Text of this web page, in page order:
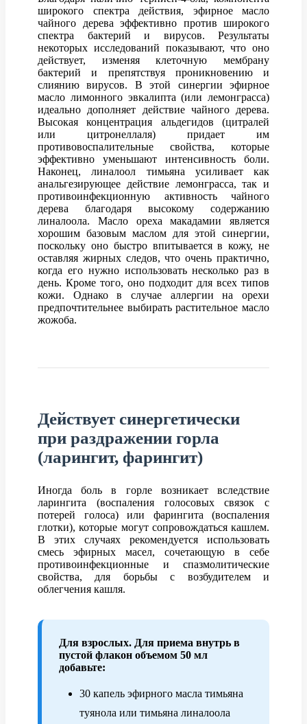
широкого спектра действия, эфирное масло
чайного дерева эффективно против широкого
спектра бактерий и вирусов. Результаты
некоторых исследований показывают, что оно
действует, изменяя клеточную мембрану
бактерий и препятствуя проникновению и
слиянию вирусов. В этой синергии эфирное
масло лимонного эвкалипта (или лемонграсса)
идеально дополняет действие чайного дерева.
Высокая концентрация альдегидов (цитралей
или цитронеллаля) придает им
противовоспалительные свойства, которые
эффективно уменьшают интенсивность боли.
Наконец, линалоол тимьяна усиливает как
анальгезирующее действие лемонграсса, так и
противоинфекционную активность чайного
дерева благодаря высокому содержанию
линалоола. Масло ореха макадамии является
хорошим базовым маслом для этой синергии,
поскольку оно быстро впитывается в кожу, не
оставляя жирных следов, что очень практично,
когда его нужно использовать несколько раз в
день. Кроме того, оно подходит для всех типов
кожи. Однако в случае аллергии на орехи
предпочтительнее выбирать растительное масло
жожоба.
Действует синергетически
при раздражении горла
(ларингит, фарингит)
Иногда боль в горле возникает вследствие
ларингита (воспаления голосовых связок с
потерей голоса) или фарингита (воспаления
глотки), которые могут сопровождаться кашлем.
В этих случаях рекомендуется использовать
смесь эфирных масел, сочетающую в себе
противоинфекционные и спазмолитические
свойства, для борьбы с возбудителем и
облегчения кашля.
Для взрослых. Для приема внутрь в
пустой флакон объемом 50 мл
добавьте:
30 капель эфирного масла тимьяна
туянола или тимьяна линалоола